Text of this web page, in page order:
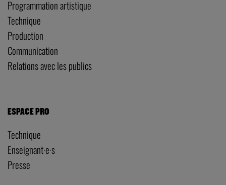
Programmation artistique
Technique
Production
Communication
Relations avec les publics
ESPACE PRO
Technique
Enseignant·e·s
Presse